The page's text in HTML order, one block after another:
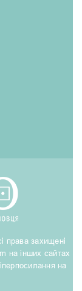
права захищені
на інших сайтах
на